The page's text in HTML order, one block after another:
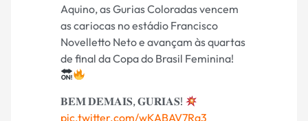
Aquino, as Gurias Coloradas vencem
as cariocas no estádio Francisco
Novelletto Neto e avançam às quartas
de final da Copa do Brasil Feminina!
𝐁𝐄𝐌 𝐃𝐄𝐌𝐀𝐈𝐒, 𝐆𝐔𝐑𝐈𝐀𝐒!
pic.twitter.com/wKABAV7Ra3